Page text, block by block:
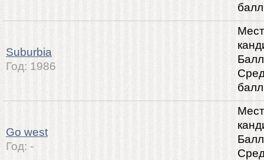
Suburbia
Год: 1986
Go west
Год: -